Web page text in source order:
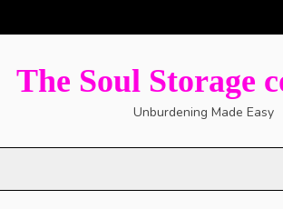
to
The Soul Storage
Unburdening Made Easy